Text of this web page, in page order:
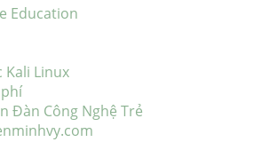
Education
Kali Linux
Đàn Công Nghệ Trẻ